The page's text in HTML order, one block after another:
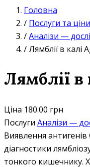
Головна
/ Послуги та ціни
/Аналізи —
/Лямблії в калі
Лямблії в
Ціна 180.00 грн
Послуги Аналізи —
Виявлення
діагностики
тонкого кишечнику.